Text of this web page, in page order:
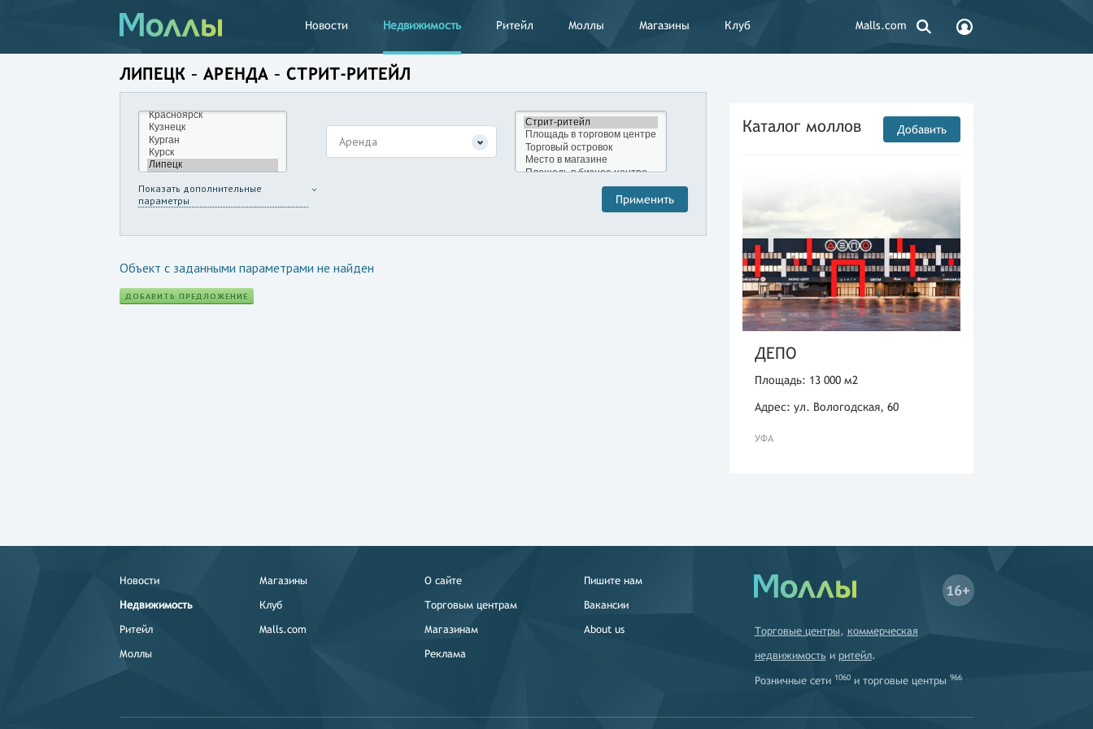
Новости Недвижимость Ритейл Моллы Магазины Клуб Malls.com
ЛИПЕЦК – АРЕНДА – СТРИТ-РИТЕЙЛ
Аренда
Показать дополнительные
параметры
Объект с заданными параметрами не найден
ДОБАВИТЬ ПРЕДЛОЖЕНИЕ
Каталог моллов Добавить
ДЕПО
Площадь: 13 000 м2
Адрес: ул. Вологодская, 60
УФА
Новости
Недвижимость
Ритейл
Моллы
Магазины
Клуб
Malls.com
О сайте
Торговым центрам
Магазинам
Реклама
Пишите нам
Вакансии
About us
16+
Торговые центры, коммерческая
недвижимость и ритейл.
Розничные сети 1060и торговые центры 966